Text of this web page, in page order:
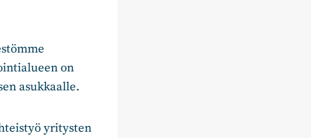
on
asukkaalle.
yritysten